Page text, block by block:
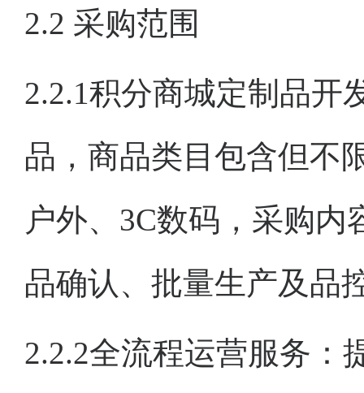
2.2 采购范围
2.2.1积分商城定制品开
品，商品类目包含但不
户外、3C数码，采购
品确认、批量生产及品
2.2.2全流程运营服务：